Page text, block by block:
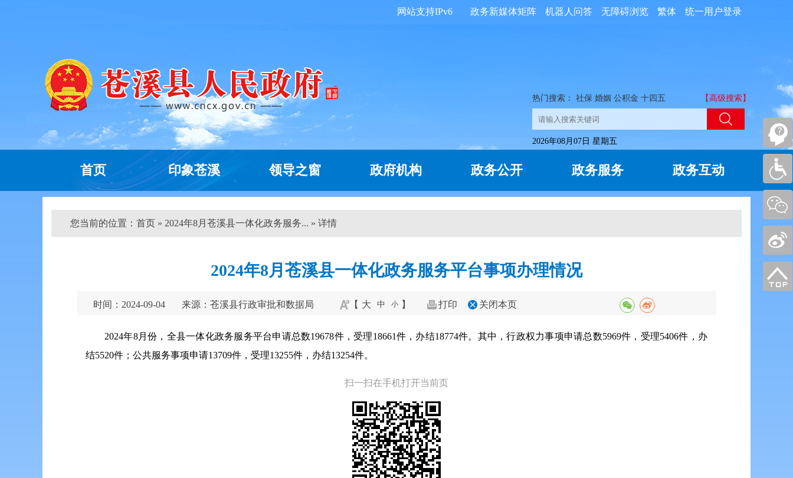
统一用户登录
繁体
无障碍浏览
机器人问答
政务新媒体矩阵
网站支持IPv6
热门搜索： 社保 婚姻 公积金 十四五 【高级搜索】
2026年08月07日 星期五
首页 印象苍溪 领导之窗 政府机构 政务公开 政务服务 政务互动
您当前的位置： 首页 » 2024年8月苍溪县一体化政务服务... » 详情
2024年8月苍溪县一体化政务服务平台事项办理情况
时间：2024-09-04 来源：苍溪县行政审批和数据局 【 大 中 小 】 打印 关闭本页
2024年8月份，全县一体化政务服务平台申请总数19678件，受理18661件，办结18774件。其中，行政权力事项申请总数5969件，受理5406件，办
结5520件；公共服务事项申请13709件，受理13255件，办结13254件。
扫一扫在手机打开当前页